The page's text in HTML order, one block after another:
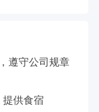
遵守公司规章
供食宿